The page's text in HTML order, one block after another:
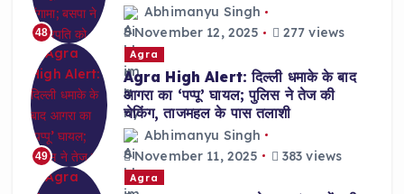
48
Abhimanyu Singh
November 12, 2025
277 views
49
Agra
Agra High Alert: दिल्ली धमाके के बाद
आगरा का ‘पप्पू’ घायल; पुलिस ने तेज की
चेकिंग, ताजमहल के पास तलाशी
Abhimanyu Singh
November 11, 2025
383 views
Agra